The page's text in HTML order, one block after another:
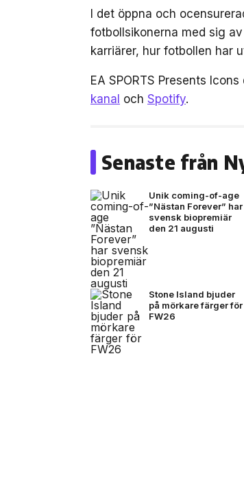
I det öppna och
fotbollsikonerna med sig
karriärer, hur fotbollen har
EA SPORTS Presents
kanal och Spotify.
Senaste från
Unik coming-of-age
”Nästan Forever” har
svensk biopremiär
den 21 augusti
Stone Island bjuder
på mörkare färger för
FW26